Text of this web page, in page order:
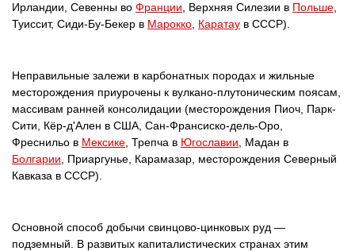
Ирландии, Севенны во Франции , Верхняя Силезии в Польше
Туиссит, Сиди-Бу-Бекер в Марокко Каратау в CCCP).
Неправильные залежи в карбонатных породах и жильные
месторождения приурочены к вулкано-плутоническим поясам,
массивам ранней консолидации (месторождения Пиоч, Парк-
Сити, Кёр-д'Ален в США, Сан-Франсиско-дель-Opo,
Фреснильо в Мексике , Трепча в Югославии , Мадан в
Болгарии , Приаргунье, Карамазар, месторождения Северный
Кавказа в CCCP).
Основной способ добычи свинцово-цинковых руд —
подземный. В развитых капиталистических странах этим